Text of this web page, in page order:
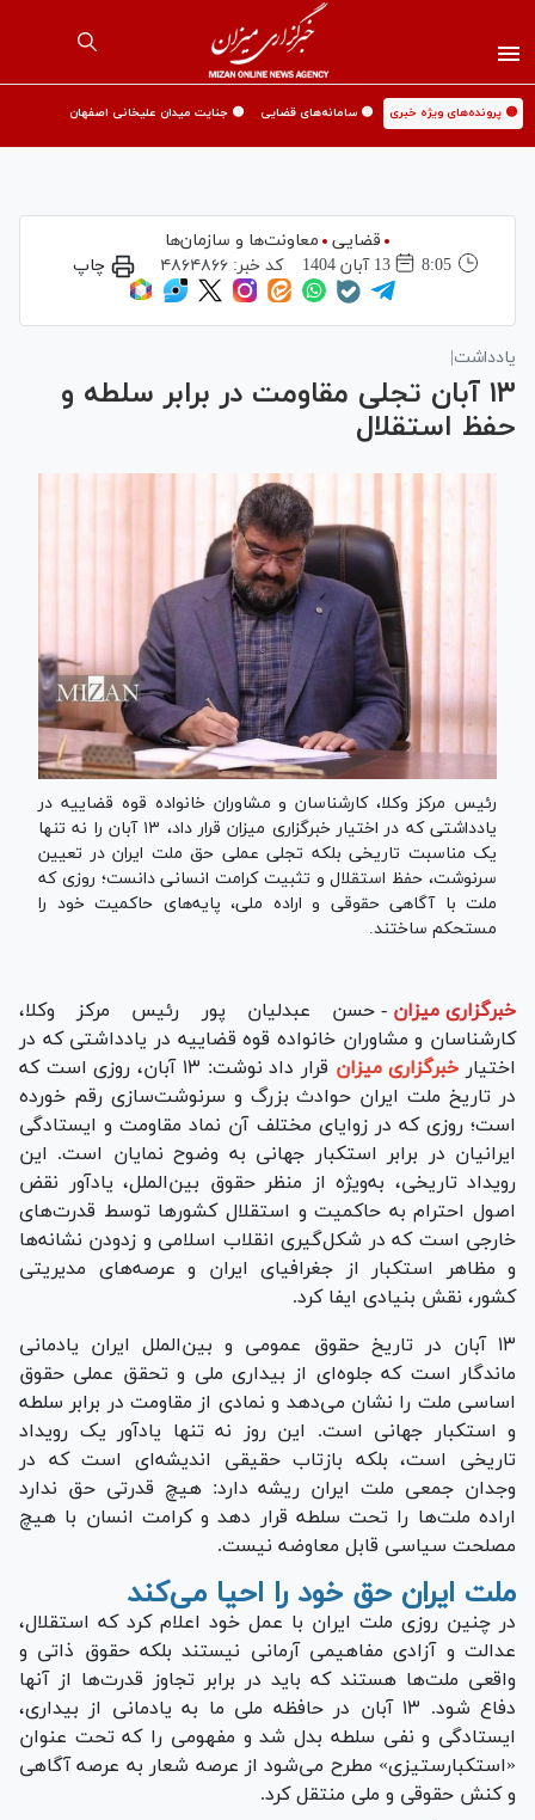
🟡 پرونده‌های ویژه خبری 🟡 سامانه‌های قضایی 🟡 جنایت میدان علیخانی اصفهان
قضایی
معاونت‌ها و سازمان‌ها
8:05
13 آبان 1404 کد خبر:۴۸۶۴۸۶۶ چاپ
یادداشت|
۱۳ آبان تجلی مقاومت در برابر سلطه و
حفظ استقلال
رئیس مرکز وکلا، کارشناسان و مشاوران خانواده قوه قضاییه در
یادداشتی که در اختیار خبرگزاری میزان قرار داد، ۱۳ آبان را نه تنها
یک مناسبت تاریخی بلکه تجلی عملی حق ملت ایران در تعیین
سرنوشت، حفظ استقلال و تثبیت کرامت انسانی دانست؛ روزی که
ملت با آگاهی حقوقی و اراده ملی، پایه‌های حاکمیت خود را
مستحکم ساختند.
خبرگزاری میزان - حسن عبدلیان پور رئیس مرکز وکلا،
کارشناسان و مشاوران خانواده قوه قضاییه در یادداشتی که در
اختیار خبرگزاری میزان
قرار داد نوشت: ۱۳ آبان، روزی است که
در تاریخ ملت ایران حوادث بزرگ و سرنوشت‌سازی رقم خورده
است؛ روزی که در زوایای مختلف آن نماد مقاومت و ایستادگی
ایرانیان در برابر استکبار جهانی به وضوح نمایان است. این
رویداد تاریخی، به‌ویژه از منظر حقوق بین‌الملل، یادآور نقض
اصول احترام به حاکمیت و استقلال کشور‌ها توسط قدرت‌های
خارجی است که در شکل‌گیری انقلاب اسلامی و زدودن نشانه‌ها
و مظاهر استکبار از جغرافیای ایران و عرصه‌های مدیریتی
کشور، نقش بنیادی ایفا کرد.
۱۳ آبان در تاریخ حقوق عمومی و بین‌الملل ایران یادمانی
ماندگار است که جلوه‌ای از بیداری ملی و تحقق عملی حقوق
اساسی ملت را نشان می‌دهد و نمادی از مقاومت در برابر سلطه
و استکبار جهانی است. این روز نه تنها یادآور یک رویداد
تاریخی است، بلکه بازتاب حقیقی اندیشه‌ای است که در
وجدان جمعی ملت ایران ریشه دارد: هیچ قدرتی حق ندارد
اراده ملت‌ها را تحت سلطه قرار دهد و کرامت انسان با هیچ
مصلحت سیاسی قابل معاوضه نیست.
ملت ایران حق خود را احیا می‌کند
در چنین روزی ملت ایران با عمل خود اعلام کرد که استقلال،
عدالت و آزادی مفاهیمی آرمانی نیستند بلکه حقوق ذاتی و
واقعی ملت‌ها هستند که باید در برابر تجاوز قدرت‌ها از آنها
دفاع شود. ۱۳ آبان در حافظه ملی ما به یادمانی از بیداری،
ایستادگی و نفی سلطه بدل شد و مفهومی را که تحت عنوان
«استکبارستیزی» مطرح می‌شود از عرصه شعار به عرصه آگاهی
و کنش حقوقی و ملی منتقل کرد.